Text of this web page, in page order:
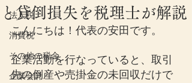
法人税
消費税
その他の税金
企業会計
と貸倒損失を税理士が解説
こんにちは！代表の安田です。
企業活動を行なっていると、取引
先の倒産や売掛金の未回収だけで